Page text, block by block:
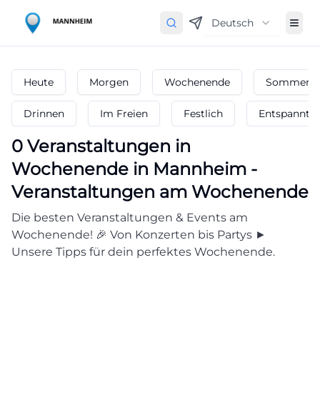
Deutsch
Heute Morgen Wochenende
Drinnen Im Freien Festlich Entspannt
0 Veranstaltungen in
Wochenende in Mannheim -
Veranstaltungen am Wochenende
Die besten Veranstaltungen & Events am
Wochenende! 🎉 Von Konzerten bis Partys ►
Unsere Tipps für dein perfektes Wochenende.